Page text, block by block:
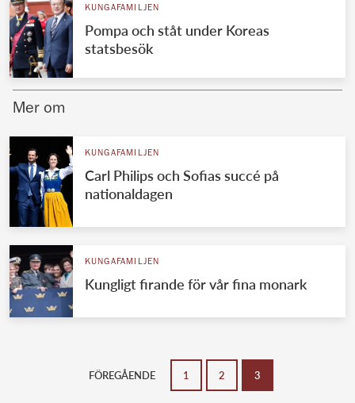
Thailändska kungahuset
Marockanska kungahuset
KUNGAFAMILJEN
Pompa och ståt under Koreas
statsbesök
Mer om
KUNGAFAMILJEN
Carl Philips och Sofias succé på
nationaldagen
KUNGAFAMILJEN
Kungligt firande för vår fina monark
FÖREGÅENDE 1 2 3